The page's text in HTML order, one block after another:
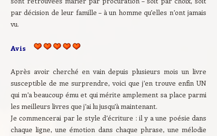
par décision de leur famille – à un homme qu’elles n’ont jamais
vu.
Avis
Après avoir cherché en vain depuis plusieurs mois un livre
susceptible de me surprendre, voici que j’en trouve enfin UN
qui m’a beaucoup ému et qui mérite amplement sa place parmi
les meilleurs livres que j’ai lu jusqu’à maintenant.
Je commencerai par le style d’écriture : il y a une poésie dans
chaque ligne, une émotion dans chaque phrase, une mélodie